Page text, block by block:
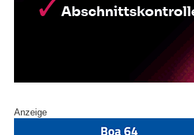
Anzeige